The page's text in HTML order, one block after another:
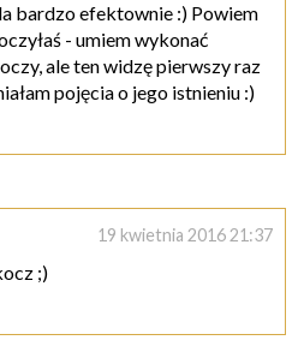
bardzo efektownie :) Powiem
- umiem wykonać
ale ten widzę pierwszy raz
pojęcia o jego istnieniu :)
19 kwietnia 2016 21:37
;)